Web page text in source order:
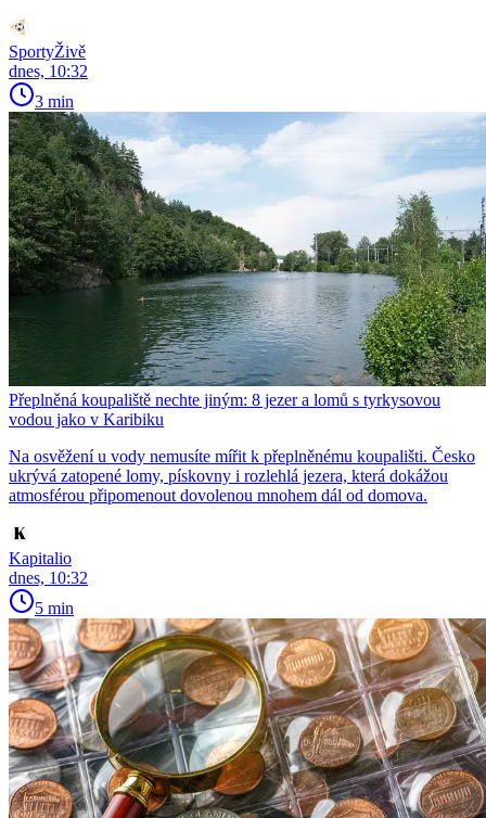
SportyŽivě
dnes, 10:32
3 min
Přeplněná koupaliště nechte jiným: 8 jezer a lomů s tyrkysovou
vodou jako v Karibiku
Na osvěžení u vody nemusíte mířit k přeplněnému koupališti. Česko
ukrývá zatopené lomy, pískovny i rozlehlá jezera, která dokážou
atmosférou připomenout dovolenou mnohem dál od domova.
Kapitalio
dnes, 10:32
5 min